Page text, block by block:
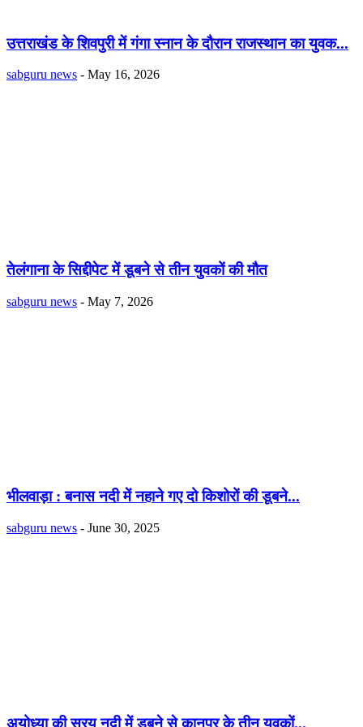
उत्तराखंड के शिवपुरी में गंगा स्नान के दौरान राजस्थान का युवक...
sabguru news - May 16, 2026
तेलंगाना के सिद्दीपेट में डूबने से तीन युवकों की मौत
sabguru news - May 7, 2026
भीलवाड़ा : बनास नदी में नहाने गए दो किशोरों की डूबने...
sabguru news - June 30, 2025
अयोध्या की सरयू नदी में डूबने से कानपुर के तीन युवकों...